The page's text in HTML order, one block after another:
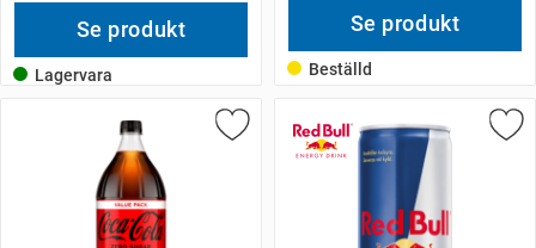
Se produkt
Lagervara
Se produkt
Beställd